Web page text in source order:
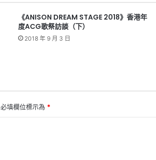
《ANISON DREAM STAGE 2018》香港年
度ACG歌祭訪談（下）
2018 年 9 月 3 日
必填欄位標示為 *